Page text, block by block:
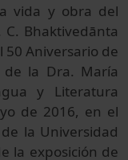
vida y obra del
Bhaktivedānta
50 Aniversario de
la Dra. María
y Literatura
de 2016, en el
la Universidad
la exposición de